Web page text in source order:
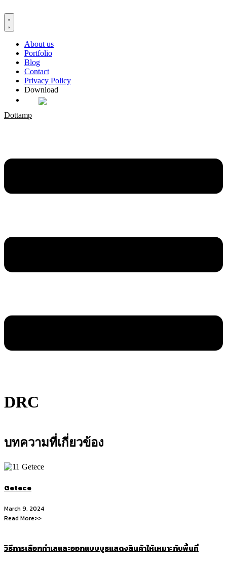
to
content
About us
Portfolio
Blog
Contact
Privacy Policy
Download
Dottamp
DRC
บทความที่เกี่ยวข้อง
Getece
March 9, 2024
Read More>>
วิธีการเลือกทำเลและออกแบบบูธแสดงสินค้าให้เหมาะกับพื้นที่